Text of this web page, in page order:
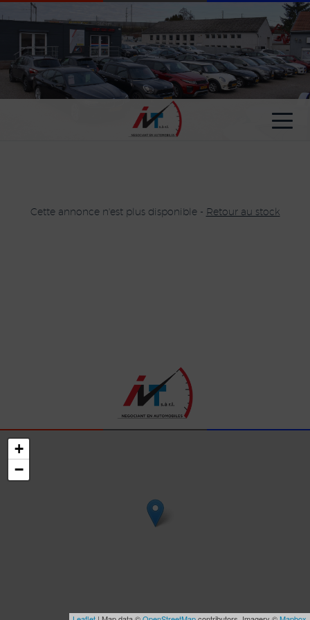
Cette annonce n'est plus disponible - Retour au stock
+
−
Paramètres avancés des cookies